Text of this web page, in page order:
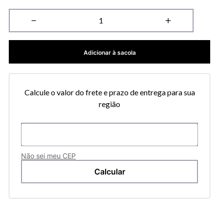
＋
－
Adicionar à sacola
Calcule o valor do frete e prazo de entrega para sua
região
Não sei meu CEP